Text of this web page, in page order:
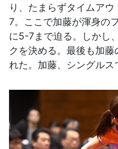
り、たまらずタイムア
7。ここで加藤が渾身の
に5-7まで迫る。しかし
クを決める。最後も加
れた。加藤、シングルス